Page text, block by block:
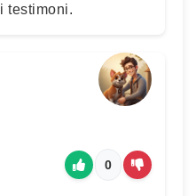
testimoni.
0